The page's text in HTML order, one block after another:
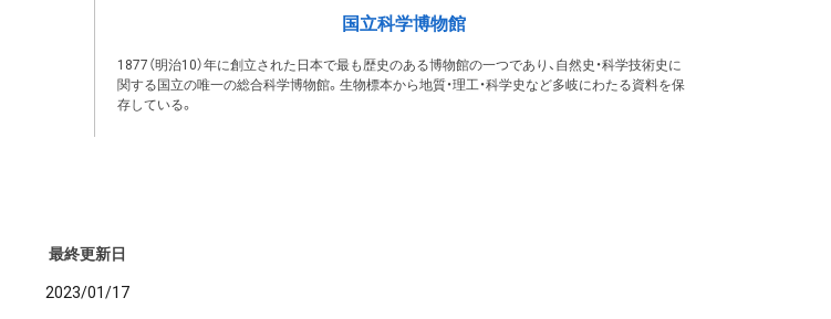
国立科学博物館
1877（明治10）年に創立された日本で最も歴史のある博物館の一つであり、自然史・科学技術史に
関する国立の唯一の総合科学博物館。生物標本から地質・理工・科学史など多岐にわたる資料を保
存している。
最終更新日
2023/01/17